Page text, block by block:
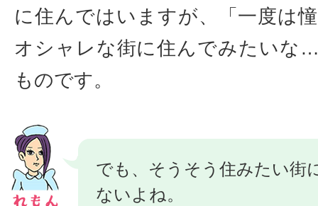
に住んではいますが、「一度は
オシャレな街に住んでみたいな
ものです。
でも、そうそう住みたい街
ないよね。